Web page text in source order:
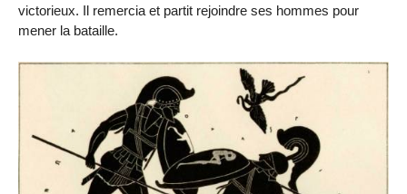
victorieux. Il remercia et partit rejoindre ses hommes pour
mener la bataille.